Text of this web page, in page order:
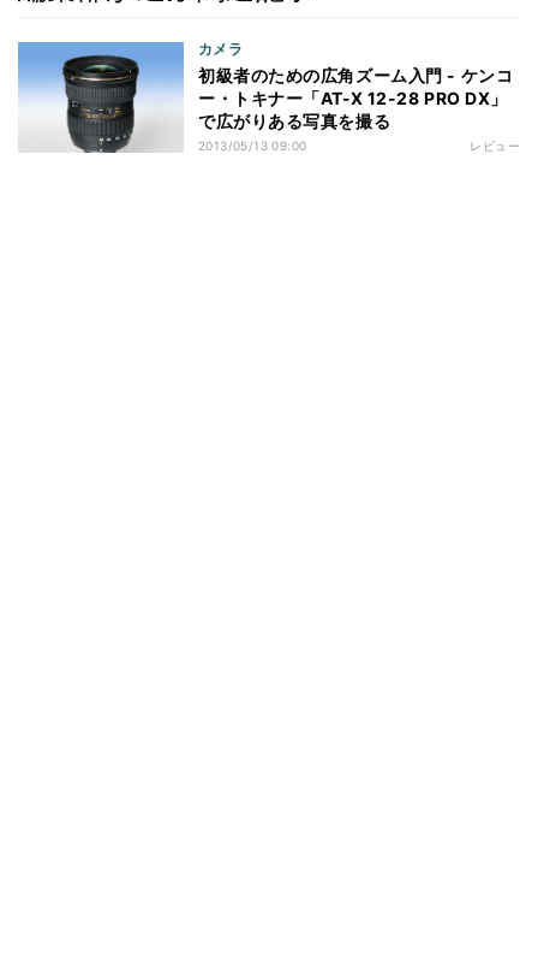
カメラ
初級者のための広角ズーム入門 - ケンコ
ー・トキナー「AT-X 12-28 PRO DX」
で広がりある写真を撮る
2013/05/13 09:00 レビュー